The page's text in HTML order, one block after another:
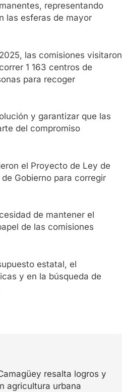
representando
las esferas de mayor
las comisiones visitaron
1 163 centros de
para recoger
y garantizar que las
del compromiso
el Proyecto de Ley de
Gobierno para corregir
de mantener el
de las comisiones
estatal, el
y en la búsqueda de
resalta logros y
agricultura urbana